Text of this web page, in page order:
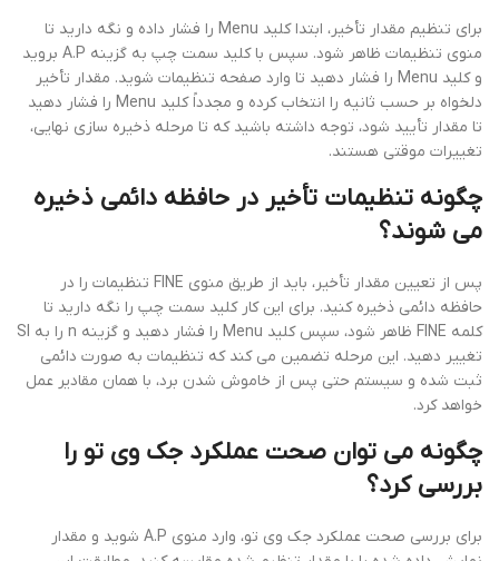
برای تنظیم مقدار تأخیر، ابتدا کلید Menu را فشار داده و نگه دارید تا
منوی تنظیمات ظاهر شود. سپس با کلید سمت چپ به گزینه A.P بروید
و کلید Menu را فشار دهید تا وارد صفحه تنظیمات شوید. مقدار تأخیر
دلخواه بر حسب ثانیه را انتخاب کرده و مجدداً کلید Menu را فشار دهید
تا مقدار تأیید شود، توجه داشته باشید که تا مرحله ذخیره سازی نهایی،
تغییرات موقتی هستند.
چگونه تنظیمات تأخیر در حافظه دائمی ذخیره
می شوند؟
پس از تعیین مقدار تأخیر، باید از طریق منوی FINE تنظیمات را در
حافظه دائمی ذخیره کنید. برای این کار کلید سمت چپ را نگه دارید تا
کلمه FINE ظاهر شود، سپس کلید Menu را فشار دهید و گزینه n را به SI
تغییر دهید. این مرحله تضمین می کند که تنظیمات به صورت دائمی
ثبت شده و سیستم حتی پس از خاموش شدن برد، با همان مقادیر عمل
خواهد کرد.
چگونه می توان صحت عملکرد جک وی تو را
بررسی کرد؟
برای بررسی صحت عملکرد جک وی تو، وارد منوی A.P شوید و مقدار